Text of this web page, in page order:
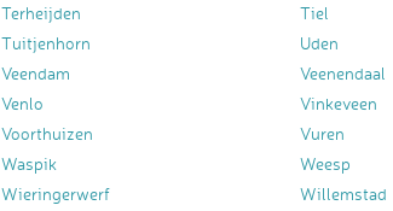
Terheijden Tiel
Tuitjenhorn Uden
Veendam Veenendaal
Venlo Vinkeveen
Voorthuizen Vuren
Waspik Weesp
Wieringerwerf Willemstad